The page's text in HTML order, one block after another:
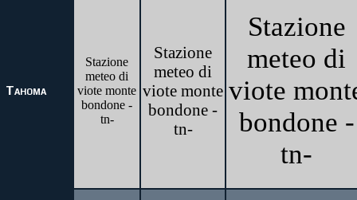
Tahoma
Stazione
meteo di
viote monte
bondone -
tn-
Stazione
meteo di
viote monte
bondone -
tn-
Stazione
meteo di
viote
bondone -
tn-